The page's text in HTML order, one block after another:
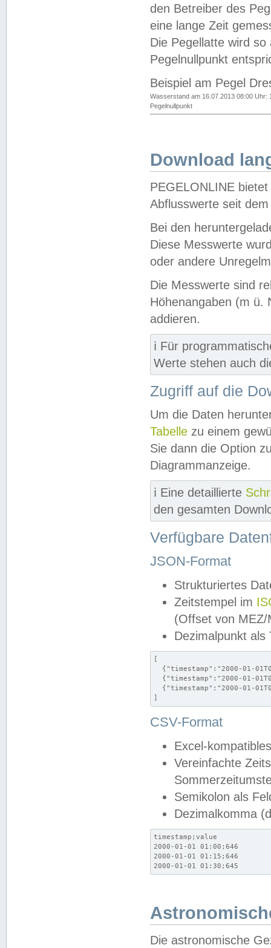
den Betreiber des
eine lange Zeit
Die Pegellatte wird
Pegelnullpunkt
Beispiel am Pegel
Wasserstand am 16.07.2013 08:00 Uhr:
Pegelnullpunkt
Download
PEGELONLINE
Abflusswerte seit
Bei den
Diese Messwerte
oder andere
Die Messwerte sind
Höhenangaben (m ü.
addieren.
ℹ️ Für
Werte stehen auch
Zugriff auf die
Um die Daten
Tabelle zu einem
Sie dann die Option
Diagrammanzeige.
ℹ️ Eine detaillierte
den gesamten
Verfügbare
JSON-Format
Strukturiertes
Zeitstempel im
(Offset von MEZ/
Dezimalpunkt als
[
{"timestamp":"2000-01-
{"timestamp":"2000-01-
{"timestamp":"2000-01-
]
CSV-Format
Excel-
Vereinfachte
Semikolon als
Dezimalkomma
timestamp;value
2000-01-01 01:00;646
2000-01-01 01:15;646
2000-01-01 01:30;645
Die astronomische